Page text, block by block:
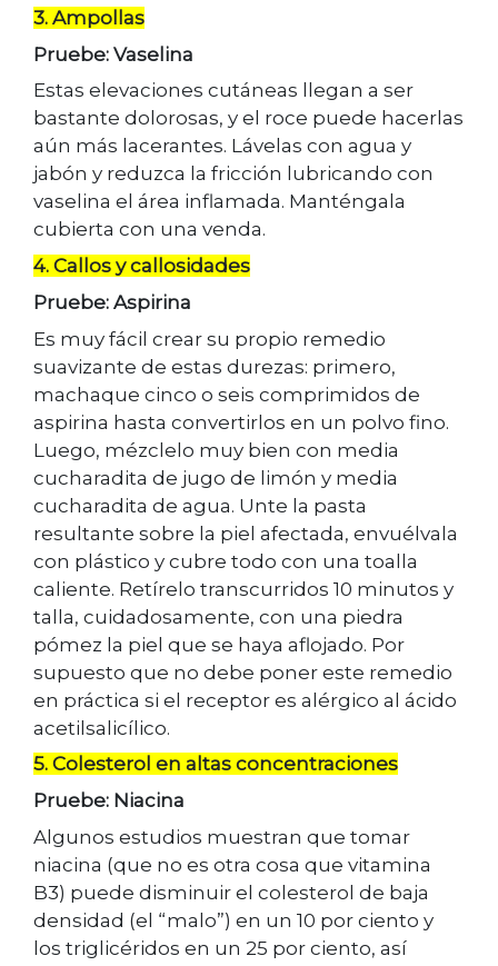
3. Ampollas
Pruebe: Vaselina
Estas elevaciones cutáneas llegan a ser
bastante dolorosas, y el roce puede hacerlas
aún más lacerantes. Lávelas con agua y
jabón y reduzca la fricción lubricando con
vaselina el área inflamada. Manténgala
cubierta con una venda.
4. Callos y callosidades
Pruebe: Aspirina
Es muy fácil crear su propio remedio
suavizante de estas durezas: primero,
machaque cinco o seis comprimidos de
aspirina hasta convertirlos en un polvo fino.
Luego, mézclelo muy bien con media
cucharadita de jugo de limón y media
cucharadita de agua. Unte la pasta
resultante sobre la piel afectada, envuélvala
con plástico y cubre todo con una toalla
caliente. Retírelo transcurridos 10 minutos y
talla, cuidadosamente, con una piedra
pómez la piel que se haya aflojado. Por
supuesto que no debe poner este remedio
en práctica si el receptor es alérgico al ácido
acetilsalicílico.
5. Colesterol en altas concentraciones
Pruebe: Niacina
Algunos estudios muestran que tomar
niacina (que no es otra cosa que vitamina
B3) puede disminuir el colesterol de baja
densidad (el “malo”) en un 10 por ciento y
los triglicéridos en un 25 por ciento, así